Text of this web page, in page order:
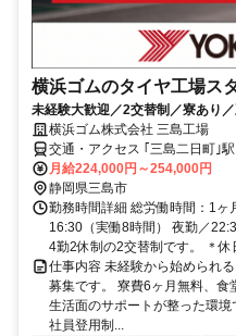
横浜ゴムのタイヤ工場ス
未経験大歓迎／2交替制／寮あり
横浜ゴム株式会社 三島工場
交通・アクセス ｢三島二日町｣
料）
月給224,000円～254,000円
静岡県三島市
勤務時間詳細 総労働時間：1ヶ
16:30（実働8時間） 夜勤／
4勤2休制の2交替制です。 ＊休
仕事内容 未経験から始められ
募集です。 寮費6ヶ月無料、食
生活面のサポートが整った環
社員登用制...